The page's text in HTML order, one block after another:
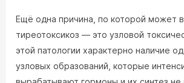
Ещё одна причина, по которой может
тиреотоксикоз — это узловой
этой патологии характерно наличие
узловых образований, которые